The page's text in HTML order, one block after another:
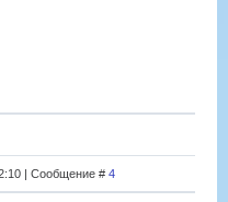
| Сообщение # 4